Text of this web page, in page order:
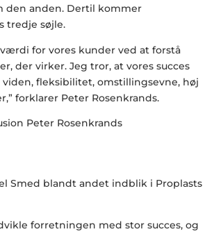
den anden. Dertil kommer
tredje søjle.
for vores kunder ved at forstå
der virker. Jeg tror, at vores succes
fleksibilitet, omstillingsevne, høj
forklarer Peter Rosenkrands.
Smed blandt andet indblik i Proplasts
forretningen med stor succes, og